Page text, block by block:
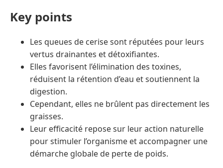
Key points
Les queues de cerise sont réputées pour leurs
vertus drainantes et détoxifiantes.
Elles favorisent l’élimination des toxines,
réduisent la rétention d’eau et soutiennent la
digestion.
Cependant, elles ne brûlent pas directement les
graisses.
Leur efficacité repose sur leur action naturelle
pour stimuler l’organisme et accompagner une
démarche globale de perte de poids.